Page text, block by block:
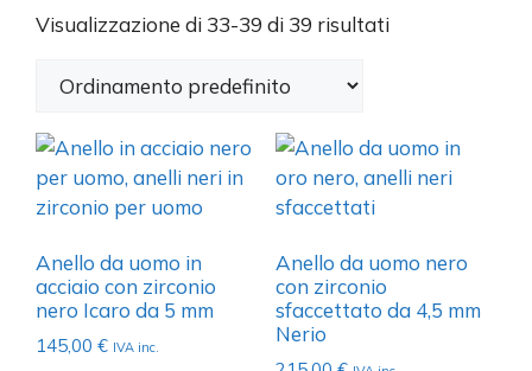
Visualizzazione di 33-39 di 39 risultati
Anello da uomo in
acciaio con zirconio
nero Icaro da 5 mm
145,00 € IVA inc.
Anello da uomo nero
con zirconio
sfaccettato da 4,5 mm
Nerio